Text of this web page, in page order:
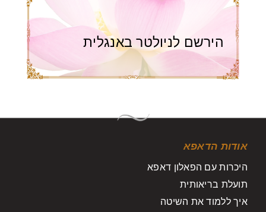
הירשם לניולטר באנגלית
אודות הדאפא
היכרות עם הפאלון דאפא
תועלת בריאותית
איך ללמוד את השיטה